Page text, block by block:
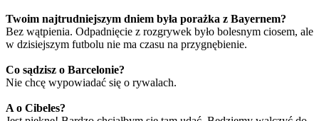
Twoim najtrudniejszym dniem była porażka z Bayernem?
Bez wątpienia. Odpadnięcie z rozgrywek było bolesnym ciosem, ale
w dzisiejszym futbolu nie ma czasu na przygnębienie.
Co sądzisz o Barcelonie?
Nie chcę wypowiadać się o rywalach.
A o Cibeles?